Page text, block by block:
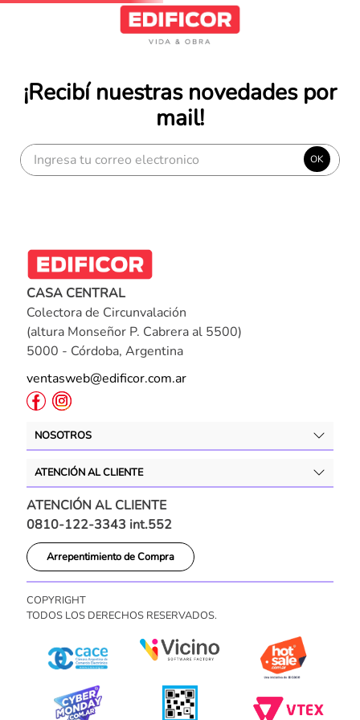
¡Recibí nuestras novedades por
mail!
OK
CASA CENTRAL
Colectora de Circunvalación
(altura Monseñor P. Cabrera al 5500)
5000 - Córdoba, Argentina
ventasweb@edificor.com.ar
NOSOTROS
ATENCIÓN AL CLIENTE
ATENCIÓN AL CLIENTE
0810-122-3343 int.552
Arrepentimiento de Compra
COPYRIGHT
TODOS LOS DERECHOS RESERVADOS.